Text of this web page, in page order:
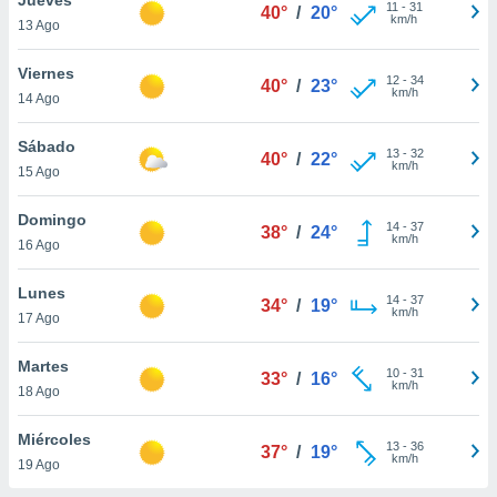
en
más
nuestra
de
cookies
aceptar
13 Ago
40° / 20° 11 - 31
km/h
Viernes
14 Ago
40° / 23° 12- 34
km/h
Sábado
15 Ago
40° / 22° 13- 32
km/h
Domingo
16 Ago
38° / 24° 14- 37
km/h
Lunes
17 Ago
34° / 19° 14- 37
km/h
Martes
18 Ago
33° / 16° 10- 31
km/h
Miércoles
19 Ago
37° / 19° 13- 36
km/h